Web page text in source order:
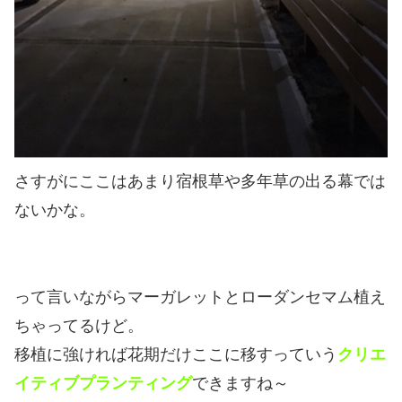
さすがにここはあまり宿根草や多年草の出る幕では
ないかな。
って言いながらマーガレットとローダンセマム植え
ちゃってるけど。
移植に強ければ花期だけここに移すっていう クリエ
イティブプランティングできますね～